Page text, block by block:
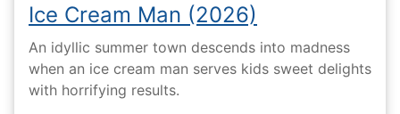
Ice Cream Man (2026)
An idyllic summer town descends into madness
when an ice cream man serves kids sweet delights
with horrifying results.